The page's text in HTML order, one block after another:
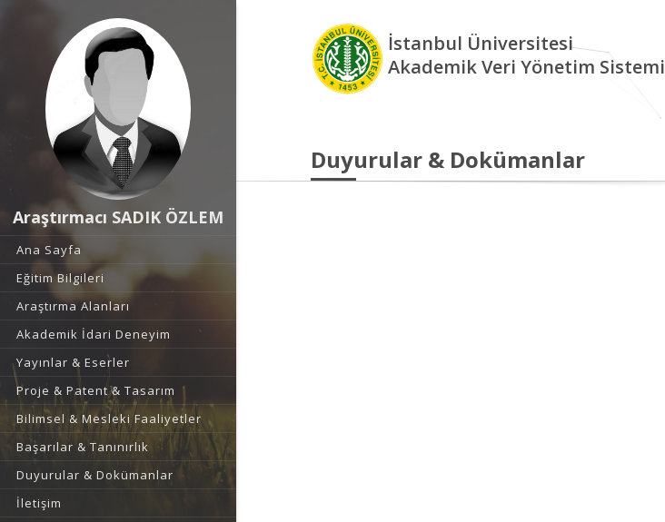
Araştırmacı SADIK ÖZLEM
Ana Sayfa
Eğitim Bilgileri
Araştırma Alanları
Akademik İdari Deneyim
Yayınlar & Eserler
Proje & Patent & Tasarım
Bilimsel & Mesleki Faaliyetler
Başarılar & Tanınırlık
Duyurular & Dokümanlar
İletişim
İstanbul Üniversitesi
Akademik Veri Yönetim Sistemi
Duyurular & Dokümanlar